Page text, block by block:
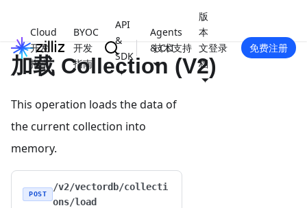
Cloud
开发
指南
BYOC
开发
指南
API
&
SDK
Agents
& CLI
版
本
文
档
技术支持 登录 免费注册
加载 Collection (V2)
This operation loads the data of
the current collection into
memory.
POST
/v2/vectordb/collecti
ons/load